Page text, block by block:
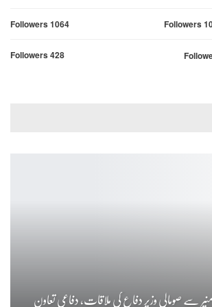
Followers
Followers 1064
Followers 428
سے صومالی وزیر دفاع کی ملاقات، دفاعی تعاون